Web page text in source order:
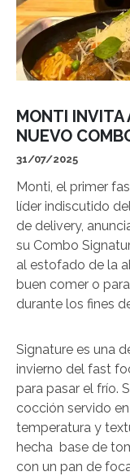
MONTI INVITA
NUEVO
31/07/2025
Monti, el primer
líder indiscutido
de delivery,
su Combo
al estofado de la
buen comer o
durante los fines
Signature es una
invierno del fast
para pasar el frío.
cocción servido
temperatura y
hecha base de
con un pan de